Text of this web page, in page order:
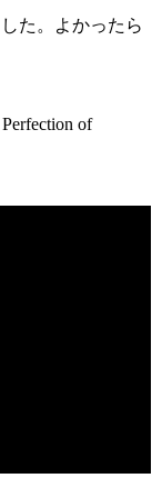
た。よかったら
of